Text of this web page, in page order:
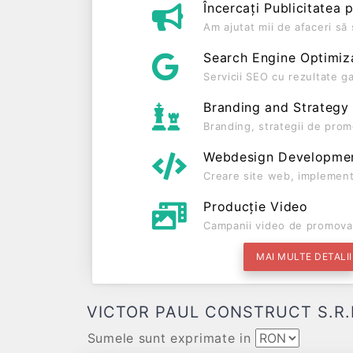
Încercați Publicitatea
Am ajutat mii de afaceri
Search Engine
Servicii SEO cu rezultate
Branding and Strategy
Branding, strategii de
Webdesign
Creare site web,
Producție Video
Campanii video de
MAI MULTE DETALII
VICTOR PAUL CONSTRUCT
Sumele sunt exprimate in